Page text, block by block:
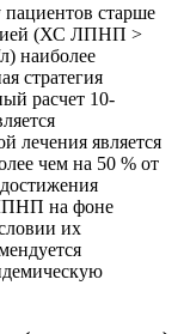
старше
(ХС ЛПНП >
наиболее
стратегия
расчет 10-
лечения является
чем на 50 % от
на фоне
их